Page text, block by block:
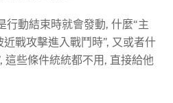
行動結束時就會發動, 什麼“主
近戰攻擊進入戰鬥時”, 又或者什
這些條件統統都不用, 直接給他